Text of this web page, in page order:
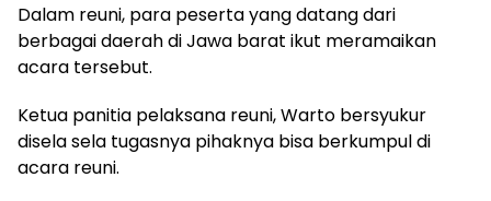
Dalam reuni, para peserta yang datang dari
berbagai daerah di Jawa barat ikut meramaikan
acara tersebut.
Ketua panitia pelaksana reuni, Warto bersyukur
disela sela tugasnya pihaknya bisa berkumpul di
acara reuni.